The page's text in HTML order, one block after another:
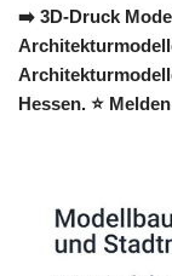
➡️ 3D-Druck
Hessen. ⭐